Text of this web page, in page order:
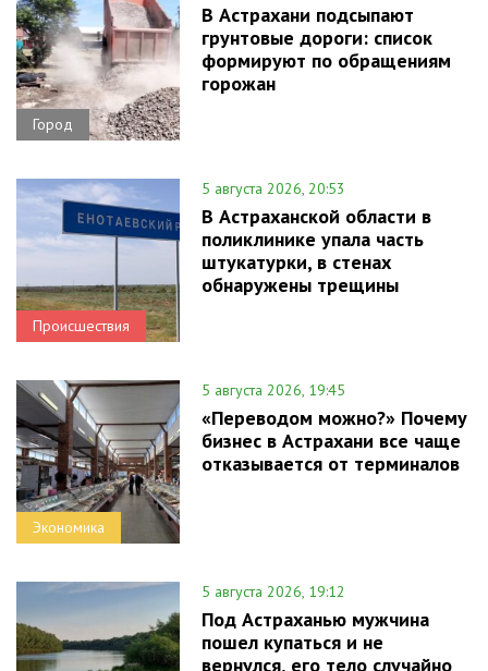
Город
В Астрахани подсыпают
грунтовые дороги: список
формируют по обращениям
горожан
Происшествия
5 августа 2026, 20:53
В Астраханской области в
поликлинике упала часть
штукатурки, в стенах
обнаружены трещины
Экономика
5 августа 2026, 19:45
«Переводом можно?» Почему
бизнес в Астрахани все чаще
отказывается от терминалов
5 августа 2026, 19:12
Под Астраханью мужчина
пошел купаться и не
вернулся, его тело случайно